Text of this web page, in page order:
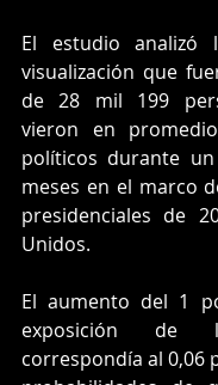
El estudio analizó
visualización que
de 28 mil 199
vieron en
políticos durante
meses en el marco
presidenciales de
Unidos.
El aumento del 1
exposición de
correspondía al 0,06